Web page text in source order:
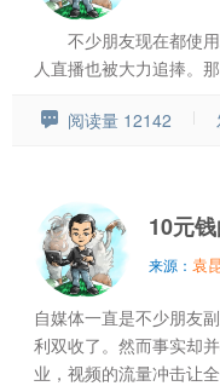
不少朋友现在都使用
人直播也被大力追捧。
阅读量 12142
10元
来源： 袁
自媒体一直是不少朋友
利双收了。然而事实却
业，视频的流量冲击让